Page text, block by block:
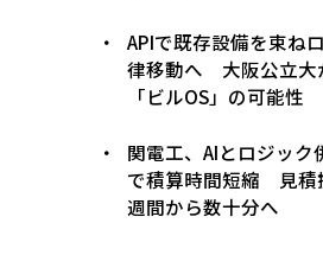
APIで既存設備を束ね
律移動へ 大阪公立大
「ビルOS」の可能性
関電工、AIとロジック
で積算時間短縮 見積
週間から数十分へ